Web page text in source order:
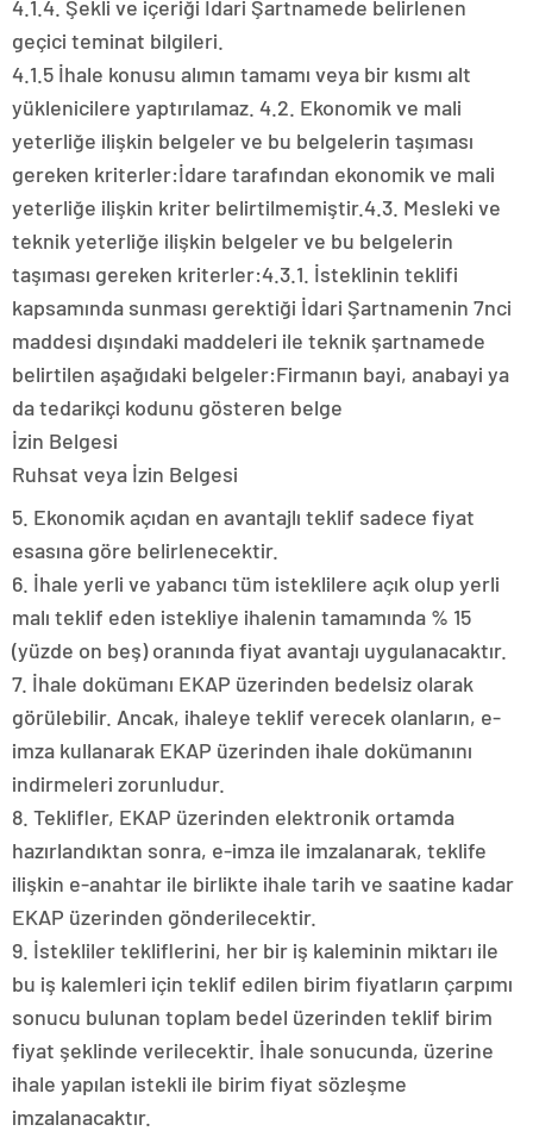
4.1.4. Şekli ve içeriği İdari Şartnamede belirlenen
geçici teminat bilgileri.
4.1.5 İhale konusu alımın tamamı veya bir kısmı alt
yüklenicilere yaptırılamaz. 4.2. Ekonomik ve mali
yeterliğe ilişkin belgeler ve bu belgelerin taşıması
gereken kriterler:İdare tarafından ekonomik ve mali
yeterliğe ilişkin kriter belirtilmemiştir.4.3. Mesleki ve
teknik yeterliğe ilişkin belgeler ve bu belgelerin
taşıması gereken kriterler:4.3.1. İsteklinin teklifi
kapsamında sunması gerektiği İdari Şartnamenin 7nci
maddesi dışındaki maddeleri ile teknik şartnamede
belirtilen aşağıdaki belgeler:Firmanın bayi, anabayi ya
da tedarikçi kodunu gösteren belge
İzin Belgesi
Ruhsat veya İzin Belgesi
5. Ekonomik açıdan en avantajlı teklif sadece fiyat
esasına göre belirlenecektir.
6. İhale yerli ve yabancı tüm isteklilere açık olup yerli
malı teklif eden istekliye ihalenin tamamında % 15
(yüzde on beş) oranında fiyat avantajı uygulanacaktır.
7. İhale dokümanı EKAP üzerinden bedelsiz olarak
görülebilir. Ancak, ihaleye teklif verecek olanların, e-
imza kullanarak EKAP üzerinden ihale dokümanını
indirmeleri zorunludur.
8. Teklifler, EKAP üzerinden elektronik ortamda
hazırlandıktan sonra, e-imza ile imzalanarak, teklife
ilişkin e-anahtar ile birlikte ihale tarih ve saatine kadar
EKAP üzerinden gönderilecektir.
9. İstekliler tekliflerini, her bir iş kaleminin miktarı ile
bu iş kalemleri için teklif edilen birim fiyatların çarpımı
sonucu bulunan toplam bedel üzerinden teklif birim
fiyat şeklinde verilecektir. İhale sonucunda, üzerine
ihale yapılan istekli ile birim fiyat sözleşme
imzalanacaktır.